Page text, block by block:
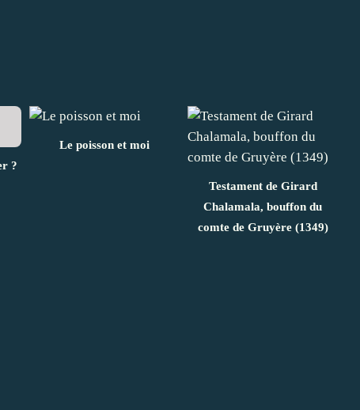
?
Le poisson et moi
Testament de Girard
Chalamala, bouffon du
comte de Gruyère (1349)